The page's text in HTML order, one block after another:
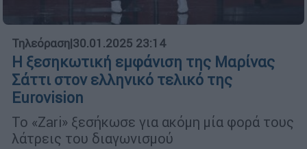
Τηλεόραση|30.01.2025 23:14
Η ξεσηκωτική εμφάνιση της Μαρίνας
Σάττι στον ελληνικό τελικό της
Eurovision
Το «Zari» ξεσήκωσε για ακόμη μία φορά τους
λάτρεις του διαγωνισμού